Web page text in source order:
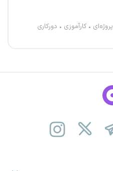
پروژه‌ای کارآموزی دورکاری